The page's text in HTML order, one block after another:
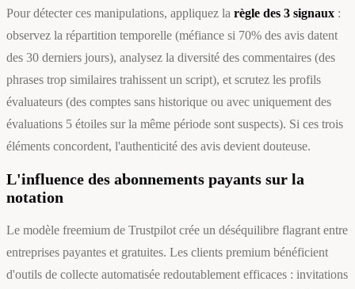
Pour détecter ces manipulations, appliquez la règle des 3 signaux :
observez la répartition temporelle (méfiance si 70% des avis datent
des 30 derniers jours), analysez la diversité des commentaires (des
phrases trop similaires trahissent un script), et scrutez les profils
évaluateurs (des comptes sans historique ou avec uniquement des
évaluations 5 étoiles sur la même période sont suspects). Si ces trois
éléments concordent, l'authenticité des avis devient douteuse.
L'influence des abonnements payants sur la
notation
Le modèle freemium de Trustpilot crée un déséquilibre flagrant entre
entreprises payantes et gratuites. Les clients premium bénéficient
d'outils de collecte automatisée redoutablement efficaces : invitations